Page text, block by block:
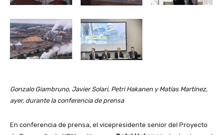
Gonzalo Giambruno, Javier Solari, Petri Hakanen y Matías Martínez,
ayer, durante la conferencia de prensa
En conferencia de prensa, el vicepresidente senior del Proyecto